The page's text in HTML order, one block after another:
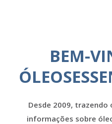
BEM-
Desde 2009, trazendo
informações sobre